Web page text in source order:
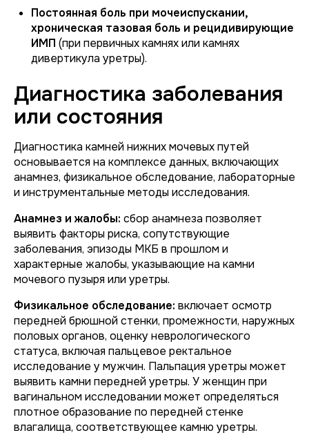
Постоянная боль при мочеиспускании,
хроническая тазовая боль и рецидивирующие
ИМП (при первичных камнях или камнях
дивертикула уретры).
Диагностика заболевания
или состояния
Диагностика камней нижних мочевых путей
основывается на комплексе данных, включающих
анамнез, физикальное обследование, лабораторные
и инструментальные методы исследования.
Анамнез и жалобы: сбор анамнеза позволяет
выявить факторы риска, сопутствующие
заболевания, эпизоды МКБ в прошлом и
характерные жалобы, указывающие на камни
мочевого пузыря или уретры.
Физикальное обследование: включает осмотр
передней брюшной стенки, промежности, наружных
половых органов, оценку неврологического
статуса, включая пальцевое ректальное
исследование у мужчин. Пальпация уретры может
выявить камни передней уретры. У женщин при
вагинальном исследовании может определяться
плотное образование по передней стенке
влагалища, соответствующее камню уретры.